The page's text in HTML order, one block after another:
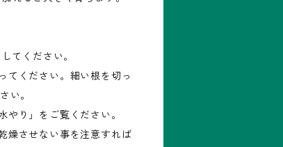
てください。
てください。細い根を切っ
い。
り」をご覧ください。
燥させない事を注意すれば